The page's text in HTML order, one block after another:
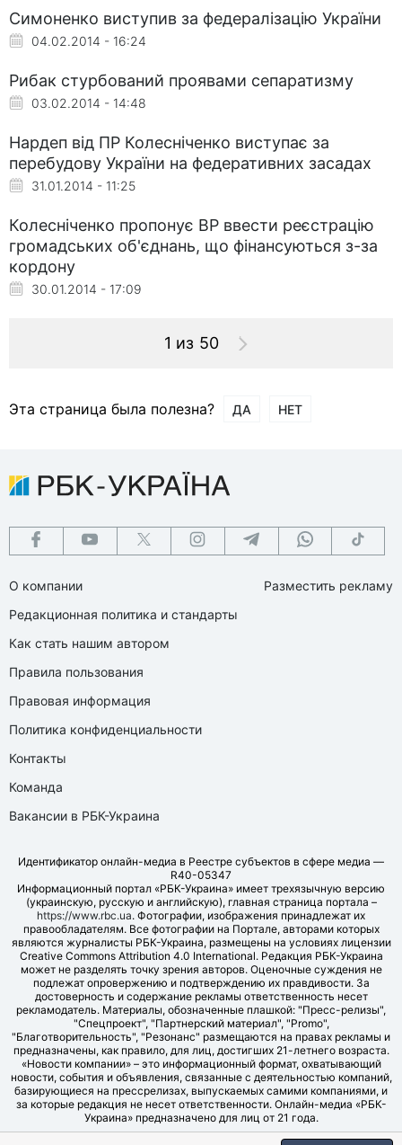
Симоненко виступив за федералізацію України
04.02.2014 - 16:24
Рибак стурбований проявами сепаратизму
03.02.2014 - 14:48
Нардеп від ПР Колесніченко виступає за
перебудову України на федеративних засадах
31.01.2014 - 11:25
Колесніченко пропонує ВР ввести реєстрацію
громадських об'єднань, що фінансуються з-за
кордону
30.01.2014 - 17:09
1 из 50
Эта страница была полезна? ДА НЕТ
О компании
Редакционная политика и стандарты
Как стать нашим автором
Правила пользования
Правовая информация
Политика конфиденциальности
Контакты
Команда
Вакансии в РБК-Украина
Разместить рекламу
Идентификатор онлайн-медиа в Реестре субъектов в сфере медиа —
R40-05347
Информационный портал «РБК-Украина» имеет трехязычную версию
(украинскую, русскую и английскую), главная страница портала –
https://www.rbc.ua. Фотографии, изображения принадлежат их
правообладателям. Все фотографии на Портале, авторами которых
являются журналисты РБК-Украина, размещены на условиях лицензии
Creative Commons Attribution 4.0 International. Редакция РБК-Украина
может не разделять точку зрения авторов. Оценочные суждения не
подлежат опровержению и подтверждению их правдивости. За
достоверность и содержание рекламы ответственность несет
рекламодатель. Материалы, обозначенные плашкой: "Пресс-релизы",
"Спецпроект", "Партнерский материал", "Promo",
"Благотворительность", "Резонанс" размещаются на правах рекламы и
предназначены, как правило, для лиц, достигших 21-летнего возраста.
«Новости компании» – это информационный формат, охватывающий
новости, события и объявления, связанные с деятельностью компаний,
базирующиеся на прессрелизах, выпускаемых самими компаниями, и
за которые редакция не несет ответственности. Онлайн-медиа «РБК-
Украина» предназначено для лиц от 21 года.